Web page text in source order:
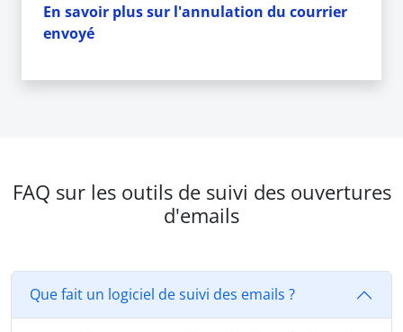
En savoir plus sur l'annulation du courrier
envoyé
FAQ sur les outils de suivi des ouvertures
d'emails
Que fait un logiciel de suivi des emails ?